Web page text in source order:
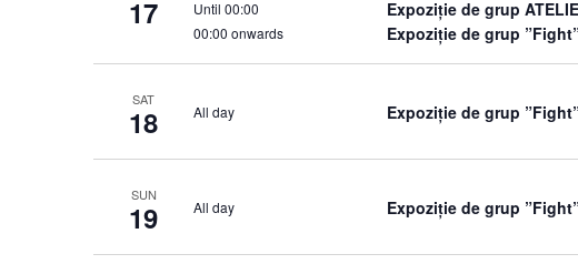
17 Until 00:00 Expoziție de grup
00:00 onwards Expoziție de grup
SAT
18 All day Expoziție de grup
SUN
19 All day Expoziție de grup